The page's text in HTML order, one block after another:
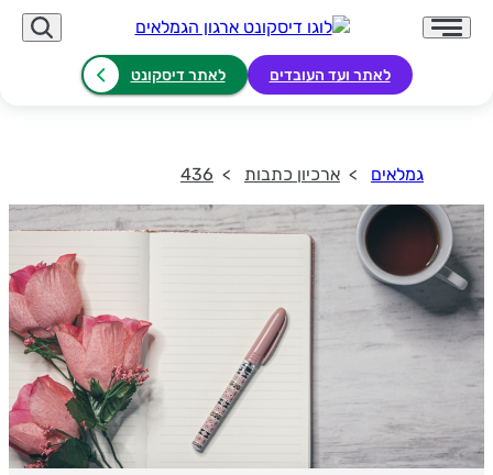
לאתר ועד העובדים לאתר דיסקונט
גמלאים ארכיון כתבות 436